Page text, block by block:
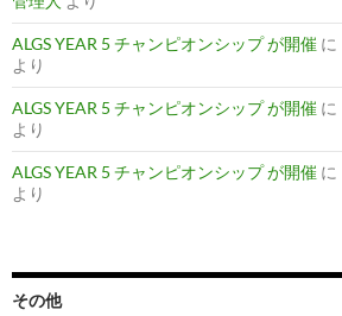
ALGS YEAR 5 チャンピオンシップ が開催 に
より
ALGS YEAR 5 チャンピオンシップ が開催 に
より
ALGS YEAR 5 チャンピオンシップ が開催 に
より
その他